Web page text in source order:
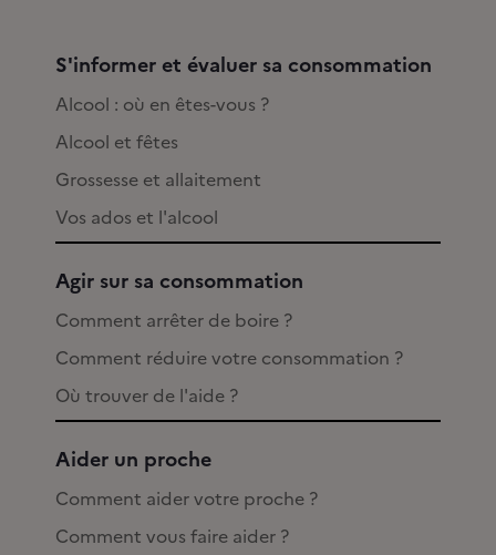
S'informer et évaluer sa consommation
Alcool : où en êtes-vous ?
Alcool et fêtes
Grossesse et allaitement
Vos ados et l'alcool
Agir sur sa consommation
Comment arrêter de boire ?
Comment réduire votre consommation ?
Où trouver de l'aide ?
Aider un proche
Comment aider votre proche ?
Comment vous faire aider ?